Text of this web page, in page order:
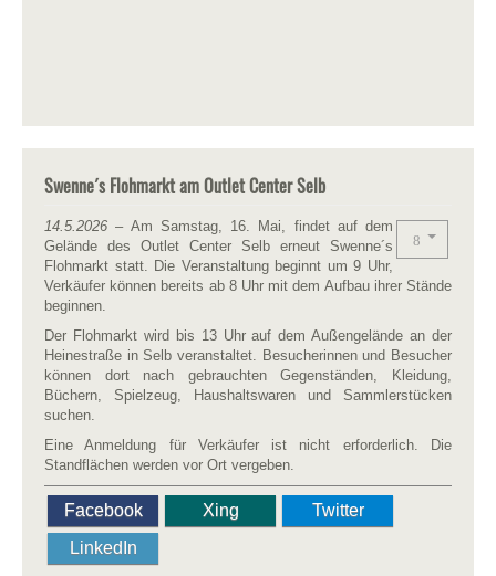
Swenne´s Flohmarkt am Outlet Center Selb
14.5.2026 – Am Samstag, 16. Mai, findet auf dem
Gelände des Outlet Center Selb erneut Swenne´s
Flohmarkt statt. Die Veranstaltung beginnt um 9 Uhr,
Verkäufer können bereits ab 8 Uhr mit dem Aufbau ihrer Stände
beginnen.
Der Flohmarkt wird bis 13 Uhr auf dem Außengelände an der
Heinestraße in Selb veranstaltet. Besucherinnen und Besucher
können dort nach gebrauchten Gegenständen, Kleidung,
Büchern, Spielzeug, Haushaltswaren und Sammlerstücken
suchen.
Eine Anmeldung für Verkäufer ist nicht erforderlich. Die
Standflächen werden vor Ort vergeben.
Facebook Xing
Twitter
LinkedIn